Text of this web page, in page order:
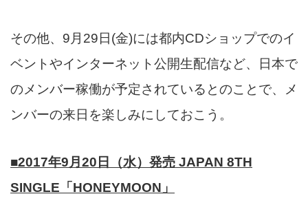
その他、9月29日(金)には都内CDショップでのイ
ベントやインターネット公開生配信など、日本で
のメンバー稼働が予定されているとのことで、メ
ンバーの来日を楽しみにしておこう。
■2017年9月20日（水）発売 JAPAN 8TH
SINGLE「HONEYMOON」